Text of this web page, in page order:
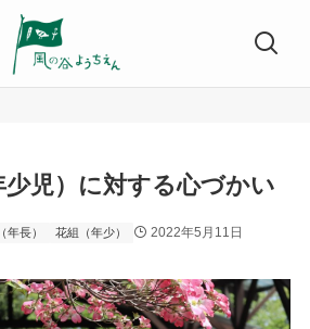
少児）に対する心づかい
年長） 花組（年少） 2022年5月11日